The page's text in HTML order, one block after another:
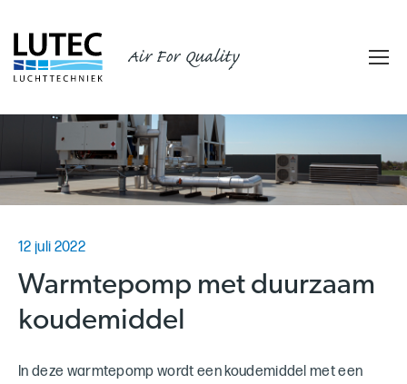
Air For Quality
12 juli 2022
Warmtepomp met duurzaam
koudemiddel
In deze warmtepomp wordt een koudemiddel met een